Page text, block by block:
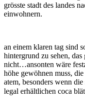
grösste stadt des landes
einwohnern.
an einem klaren tag sind
hintergrund zu sehen,
nicht…ansonten wäre
höhe gewöhnen muss,
atem, besonders wenn
legal erhältlichen coca